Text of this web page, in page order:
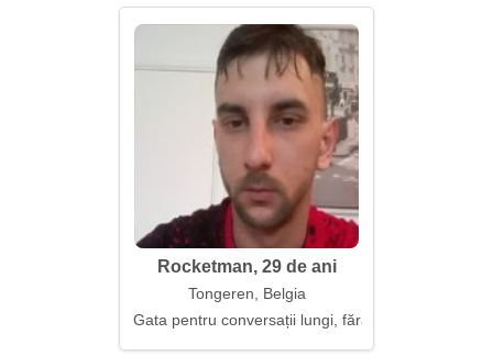
Rocketman, 29 de ani
Tongeren, Belgia
Gata pentru conversații lungi, fără pauze